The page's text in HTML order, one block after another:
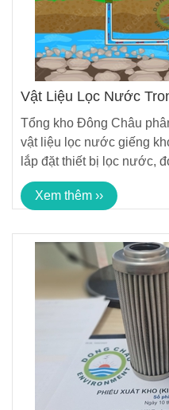
Vật Liệu Lọc Nước
Tổng kho Đông Châu
vật liệu lọc nước giếng
lắp đặt thiết bị lọc nước,
Xem thêm ››